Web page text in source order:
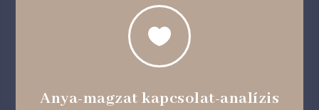

Anya-magzat kapcsolat-analízis